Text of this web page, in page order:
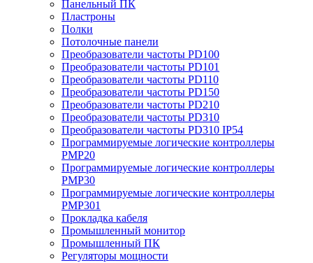
Панельный ПК
Пластроны
Полки
Потолочные панели
Преобразователи частоты PD100
Преобразователи частоты PD101
Преобразователи частоты PD110
Преобразователи частоты PD150
Преобразователи частоты PD210
Преобразователи частоты PD310
Преобразователи частоты PD310 IP54
Программируемые логические контроллеры
PMP20
Программируемые логические контроллеры
PMP30
Программируемые логические контроллеры
PMP301
Прокладка кабеля
Промышленный монитор
Промышленный ПК
Регуляторы мощности